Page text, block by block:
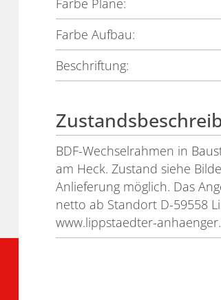
Farbe Plane:
Farbe Aufbau:
Beschriftung:
BDF-Wechselrahmen in
am Heck. Zustand siehe
Anlieferung möglich. Das
netto ab Standort D-59558
www.lippstaedter-